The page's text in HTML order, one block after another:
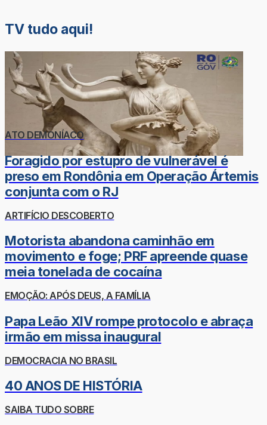
TV tudo aqui!
ATO DEMONÍACO
Foragido por estupro de vulnerável é
preso em Rondônia em Operação Ártemis
conjunta com o RJ
ARTIFÍCIO DESCOBERTO
Motorista abandona caminhão em
movimento e foge; PRF apreende quase
meia tonelada de cocaína
EMOÇÃO: APÓS DEUS, A FAMÍLIA
Papa Leão XIV rompe protocolo e abraça
irmão em missa inaugural
DEMOCRACIA NO BRASIL
40 ANOS DE HISTÓRIA
SAIBA TUDO SOBRE